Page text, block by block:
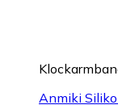
Anmiki